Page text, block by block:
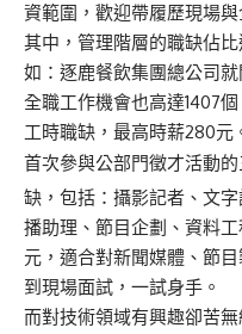
資範圍，歡迎帶履歷現場與
其中，管理階層的職缺佔
如：逐鹿餐飲集團總公司
全職工作機會也高達1407
工時職缺，最高時薪280元
首次參與公部門徵才活動
缺，包括：攝影記者、文
播助理、節目企劃、資料
元，適合對新聞媒體、節
到現場面試，一試身手。
而對技術領域有興趣卻苦